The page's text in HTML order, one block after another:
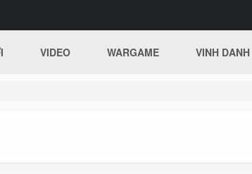
VIDEO WARGAME VINH DANH